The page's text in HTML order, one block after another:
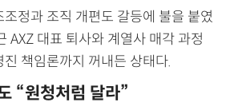
정과 조직 개편도 갈등에 불을 붙였
AXZ 대표 퇴사와 계열사 매각 과정
책임론까지 꺼내든 상태다.
“원청처럼 달라”